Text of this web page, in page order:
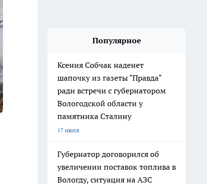
Популярное
Ксения Собчак наденет
шапочку из газеты "Правда"
ради встречи с губернатором
Вологодской области у
памятника Сталину
17 июля
Губернатор договорился об
увеличении поставок топлива в
Вологду, ситуация на АЗС